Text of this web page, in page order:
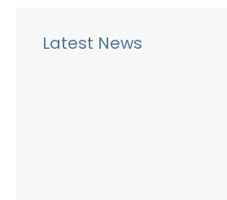
Latest News